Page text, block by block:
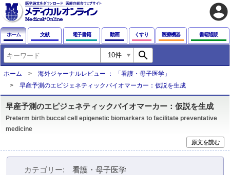
account_circle
ホーム 文献 電子書籍 動画 くすり 医療機器 書籍通販
search
ホーム
海外ジャーナルレビュー ： 「看護・母子医学」
早産予測のエピジェネティックバイオマーカー：仮説を生成
早産予測のエピジェネティックバイオマーカー：仮説を生成
Preterm birth buccal cell epigenetic biomarkers to facilitate preventative
medicine
原文を読む
カテゴリー
看護・母子医学